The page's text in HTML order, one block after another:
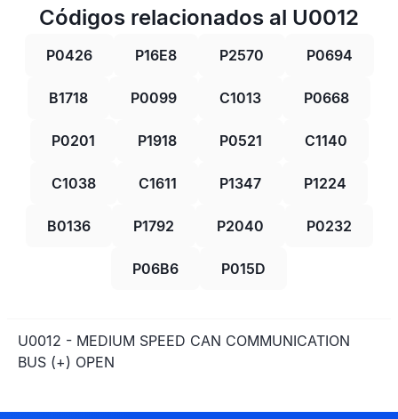
Códigos relacionados al U0012
P0426 P16E8 P2570 P0694
B1718 P0099 C1013 P0668
P0201 P1918 P0521 C1140
C1038 C1611 P1347 P1224
B0136 P1792 P2040 P0232
P06B6 P015D
U0012 - MEDIUM SPEED CAN COMMUNICATION
BUS (+) OPEN